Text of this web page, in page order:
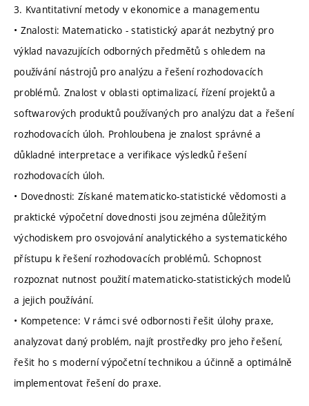
3. Kvantitativní metody v ekonomice a managementu
• Znalosti: Matematicko - statistický aparát nezbytný pro
výklad navazujících odborných předmětů s ohledem na
používání nástrojů pro analýzu a řešení rozhodovacích
problémů. Znalost v oblasti optimalizací, řízení projektů a
softwarových produktů používaných pro analýzu dat a řešení
rozhodovacích úloh. Prohloubena je znalost správné a
důkladné interpretace a verifikace výsledků řešení
rozhodovacích úloh.
• Dovednosti: Získané matematicko-statistické vědomosti a
praktické výpočetní dovednosti jsou zejména důležitým
východiskem pro osvojování analytického a systematického
přístupu k řešení rozhodovacích problémů. Schopnost
rozpoznat nutnost použití matematicko-statistických modelů
a jejich používání.
• Kompetence: V rámci své odbornosti řešit úlohy praxe,
analyzovat daný problém, najít prostředky pro jeho řešení,
řešit ho s moderní výpočetní technikou a účinně a optimálně
implementovat řešení do praxe.